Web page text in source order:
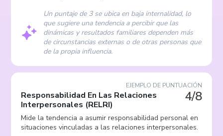
Un puntaje de 3 se ubica en baja internalidad, lo
que sugiere una tendencia a percibir que las
dinámicas y resultados familiares dependen más
de circunstancias externas o de otras personas que
de la propia influencia.
EJEMPLO DE PUNTUACIÓN
4/8
Responsabilidad En Las Relaciones
Interpersonales (RELRI)
Mide la tendencia a asumir responsabilidad personal en
situaciones vinculadas a las relaciones interpersonales.